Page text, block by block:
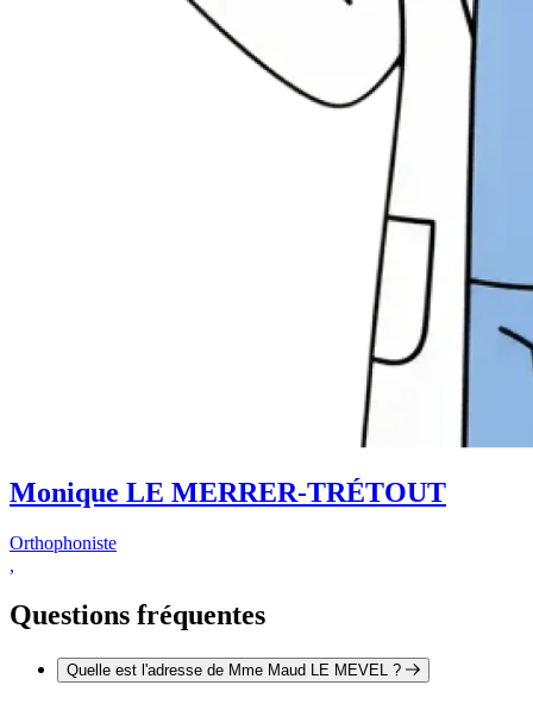
Monique LE MERRER-TRÉTOUT
Orthophoniste
Questions fréquentes
Quelle est l'adresse de Mme Maud LE MEVEL ?